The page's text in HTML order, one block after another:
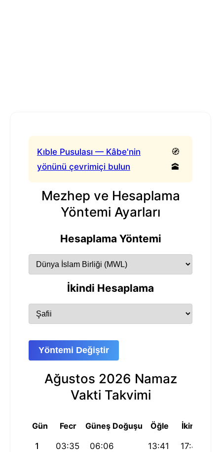
Kıble Pusulası — Kâbe'nin
yönünü çevrimiçi bulun
🧭
🕋
Mezhep ve Hesaplama
Yöntemi Ayarları
Hesaplama Yöntemi
İkindi Hesaplama
Yöntemi Değiştir
Ağustos 2026 Namaz
Vakti Takvimi
Gün Fecr Güneş Doğuşu Öğle İkindi
1 03:35 06:06 13:41 17:48